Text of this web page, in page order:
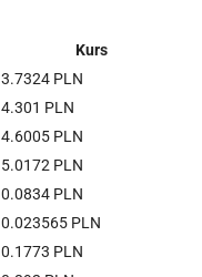
Kurs
3.7324 PLN
4.301 PLN
4.6005 PLN
5.0172 PLN
0.0834 PLN
0.023565 PLN
0.1773 PLN